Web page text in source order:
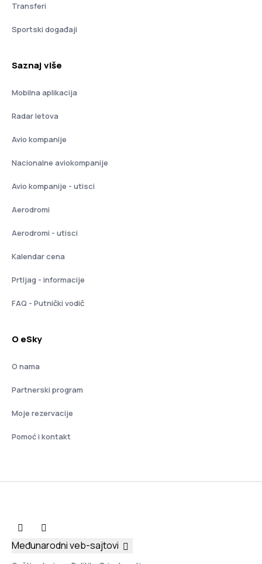
Transferi
Sportski događaji
Saznaj više
Mobilna aplikacija
Radar letova
Avio kompanije
Nacionalne aviokompanije
Avio kompanije - utisci
Aerodromi
Aerodromi - utisci
Kalendar cena
Prtljag - informacije
FAQ - Putnički vodič
O eSky
O nama
Partnerski program
Moje rezervacije
Pomoć i kontakt
Međunarodni veb-sajtovi